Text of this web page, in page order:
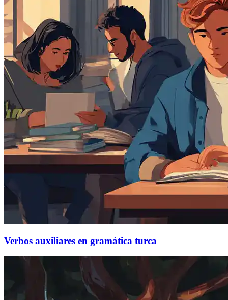
Verbos auxiliares en gramática turca